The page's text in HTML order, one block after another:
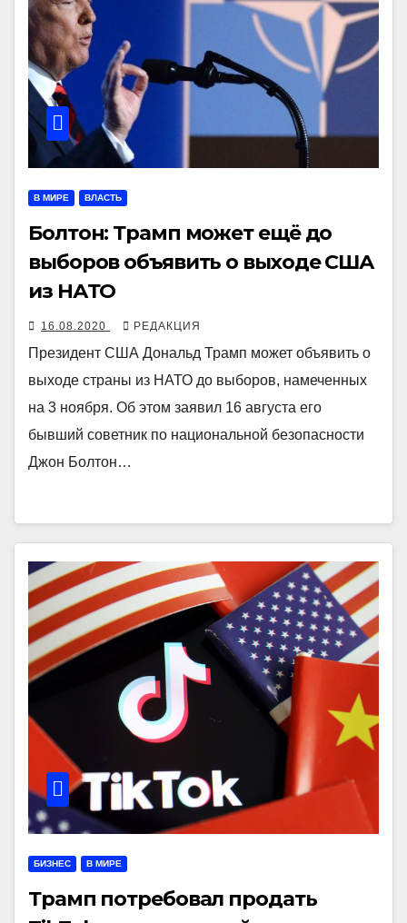
В МИРЕ ВЛАСТЬ
Болтон: Трамп может ещё до
выборов объявить о выходе США
из НАТО
16.08.2020 РЕДАКЦИЯ
Президент США Дональд Трамп может объявить о
выходе страны из НАТО до выборов, намеченных
на 3 ноября. Об этом заявил 16 августа его
бывший советник по национальной безопасности
Джон Болтон…
БИЗНЕС В МИРЕ
Трамп потребовал продать